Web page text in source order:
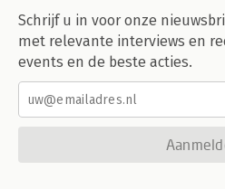
Schrijf u in voor onze
met relevante interviews en
events en de beste acties.